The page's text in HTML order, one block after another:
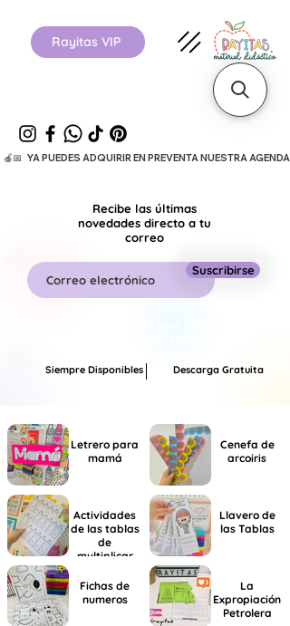
Rayitas VIP
🍎📅   YA PUEDES ADQUIRIR EN PREVENTA NUESTRA
Suscribirse
Recibe las últimas
novedades directo a tu
correo
Siempre Disponibles Descarga Gratuita
Letrero para
mamá
Cenefa de
arcoiris
Actividades
de las tablas
de
multiplicar
Llavero de
las Tablas
Fichas de
numeros
La
Expropiación
Petrolera